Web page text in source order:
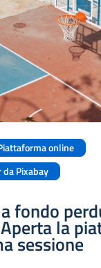
online
da Pixabay
fondo
la
sessione